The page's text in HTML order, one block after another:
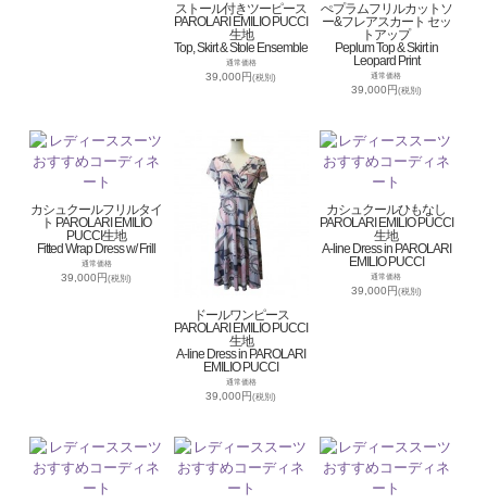
ストール付きツーピース
PAROLARI EMILIO PUCCI
生地
Top, Skirt & Stole Ensemble
通常価格
39,000円(税別)
ぺプラムフリルカットソ
ー&フレアスカート セッ
トアップ
Peplum Top & Skirt in
Leopard Print
通常価格
39,000円(税別)
カシュクールフリルタイ
ト PAROLARI EMILIO
PUCCI生地
Fitted Wrap Dress w/ Frill
通常価格
39,000円(税別)
ドールワンピース
PAROLARI EMILIO PUCCI
生地
A-line Dress in PAROLARI
EMILIO PUCCI
通常価格
39,000円(税別)
カシュクールひもなし
PAROLARI EMILIO PUCCI
生地
A-line Dress in PAROLARI
EMILIO PUCCI
通常価格
39,000円(税別)